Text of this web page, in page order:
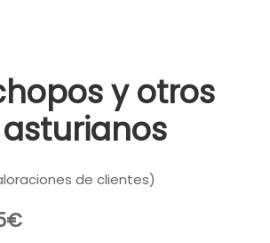
y otros
de clientes)
€El